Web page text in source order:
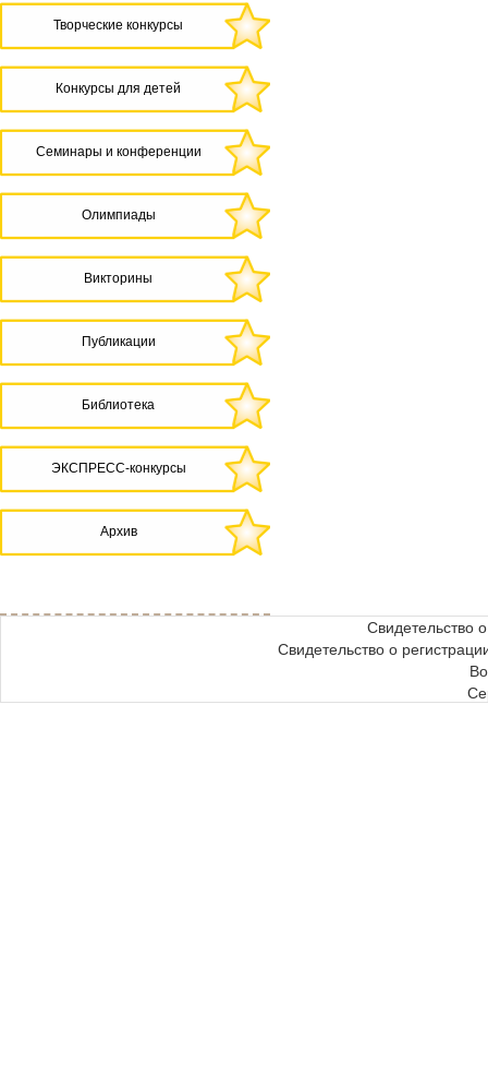
Творческие конкурсы
Конкурсы для детей
Семинары и конференции
Олимпиады
Викторины
Публикации
Библиотека
ЭКСПРЕСС-конкурсы
Архив
Свидетельство
Свидетельство о